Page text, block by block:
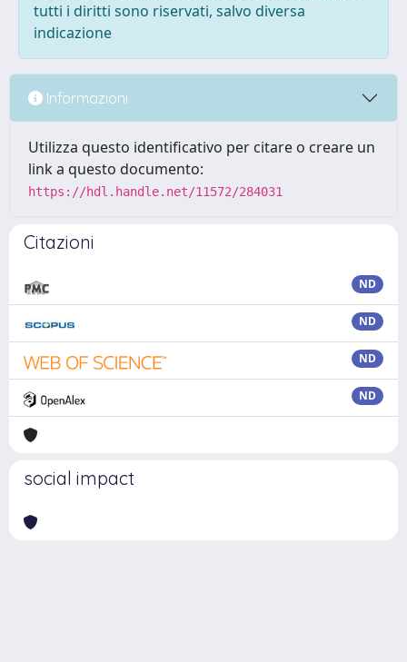
tutti i diritti sono riservati, salvo diversa
indicazione
Informazioni
Utilizza questo identificativo per citare o creare un
link a questo documento:
https://hdl.handle.net/11572/284031
Citazioni
ND
ND
ND
ND
social impact